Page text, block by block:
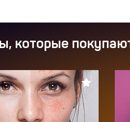
которые